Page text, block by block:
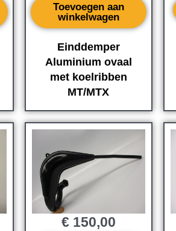
Einddemper
Aluminium ovaal
met koelribben
MT/MTX
Toevoegen aan
winkelwagen
€150,00